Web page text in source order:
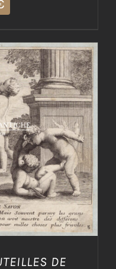
/ DETTAGLI
DE